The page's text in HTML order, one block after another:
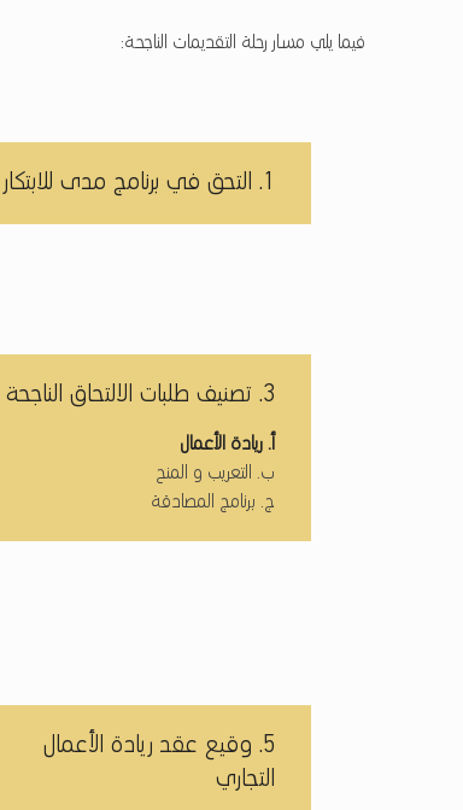
فيما يلي مسار رحلة التقديمات الناجحة:
1. التحق في برنامج مدى للابتكار
3. تصنيف طلبات الالتحاق الناجحة
أ. ريادة الأعمال
ب. التعريب و المنح
ج. برنامج المصادقة
5. وقيع عقد ريادة الأعمال
التجاري